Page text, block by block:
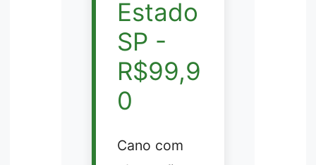
Estado
SP -
R$99,9
0
Cano com